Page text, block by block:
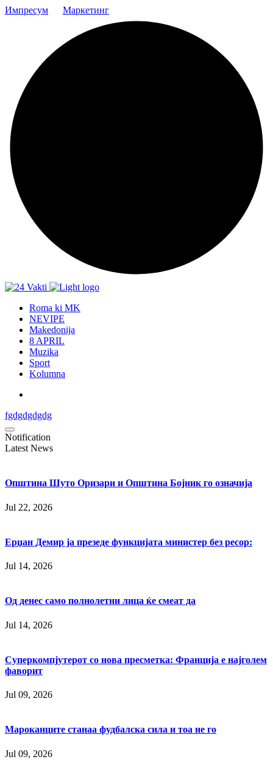
Импресум Маркетинг
Roma ki MK
NEVIPE
Makedonija
8 APRIL
Muzika
Sport
Kolumna
fgdgdgdgdg
Notification
Latest News
Општина Шуто Оризари и Општина Бојник го означија
Jul 22, 2026
Ерџан Демир ја презеде функцијата министер без ресор:
Jul 14, 2026
Од денес само полнолетни лица ќе смеат да
Jul 14, 2026
Суперкомпјутерот со нова пресметка: Франција е најголем
фаворит
Jul 09, 2026
Мароканците станаа фудбалска сила и тоа не го
Jul 09, 2026